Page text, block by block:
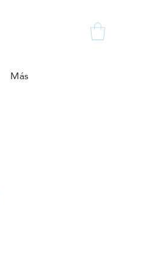
Más